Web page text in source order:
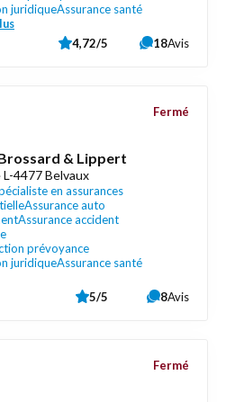
juridiqueAssurance santé
4,72/5 18Avis
& Lippert
4477 Belvaux
en assurances
Assurance auto
Assurance accident
prévoyance
juridiqueAssurance santé
Fermé
5/5 8Avis
Fermé